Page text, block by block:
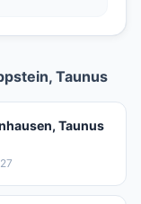
Taunus
Taunus